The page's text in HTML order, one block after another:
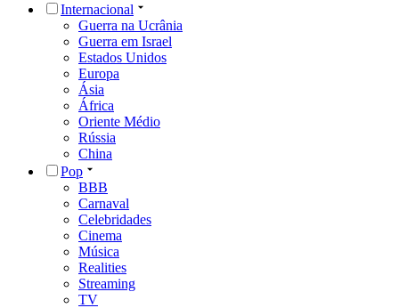
Internacional
Guerra na Ucrânia
Guerra em Israel
Estados Unidos
Europa
Ásia
África
Oriente Médio
Rússia
China
Pop
BBB
Carnaval
Celebridades
Cinema
Música
Realities
Streaming
TV